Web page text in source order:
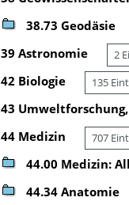
38.73 Geodäsie
39 Astronomie 2
42 Biologie 135
43
44 Medizin 707
44.00 Medizin:
44.34 Anatomie